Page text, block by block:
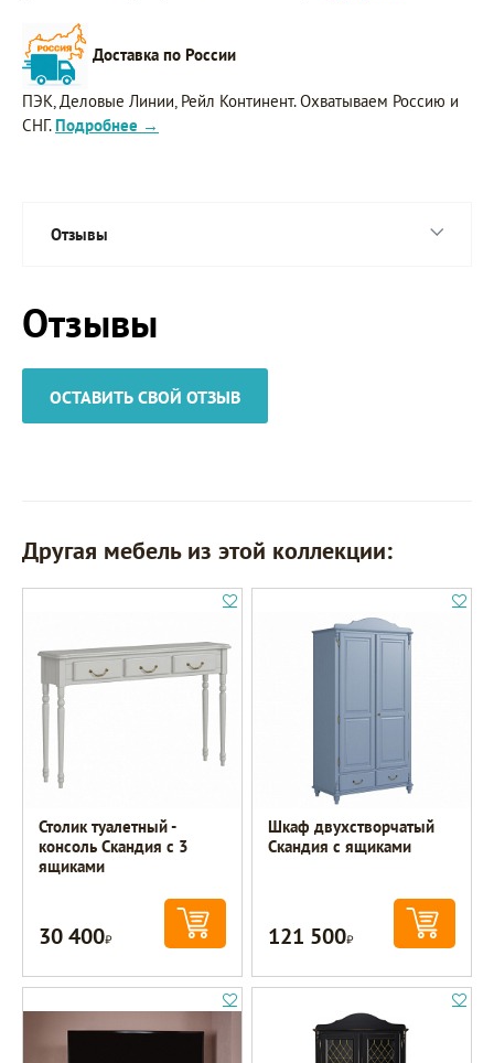
Доставка по России
ПЭК, Деловые Линии, Рейл Континент. Охватываем Россию и
СНГ. Подробнее →
Отзывы
Отзывы
ОСТАВИТЬ СВОЙ ОТЗЫВ
Другая мебель из этой коллекции:
Столик туалетный -
консоль Скандия с 3
ящиками
30 400Р
Шкаф двухстворчатый
Скандия с ящиками
121 500Р